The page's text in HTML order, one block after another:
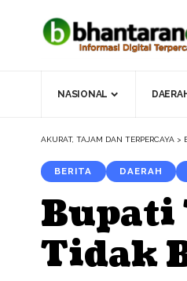
NASIONAL
AKURAT, TAJAM DAN TERPERCAYA >
BERITA DAERAH
Bupati
Tidak